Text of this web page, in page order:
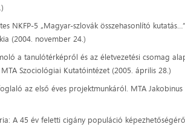
NKFP-5 „Magyar-szlovák összehasonlító
(2004. november 24.)
a tanulótérképről és az életvezetési csomag
Szociológiai Kutatóintézet (2005. április 28.)
az első éves projektmunkáról. MTA
A 45 év feletti cigány populáció